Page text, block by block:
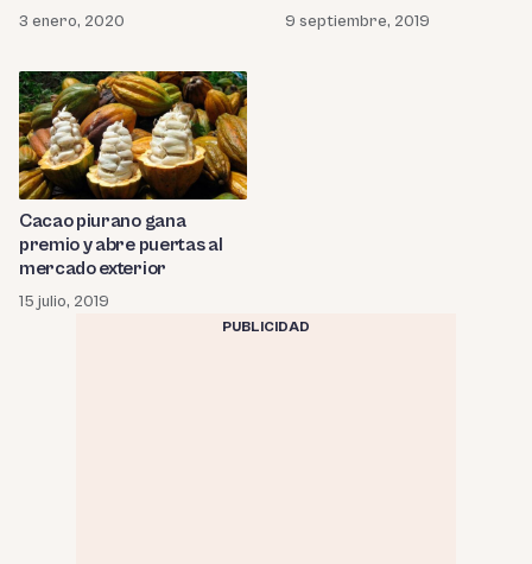
3 enero, 2020 9 septiembre, 2019
Cacao piurano gana
premio y abre puertas al
mercado exterior
15 julio, 2019
PUBLICIDAD